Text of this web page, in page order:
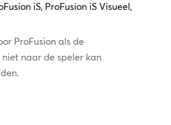
iS, ProFusion iS Visueel,
ProFusion als de
naar de speler kan